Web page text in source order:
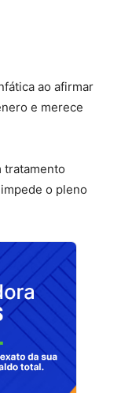
ao afirmar
e merece
tratamento
o pleno